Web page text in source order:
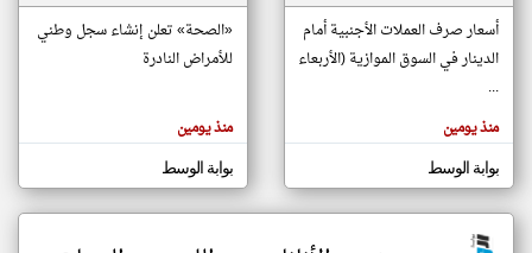
مصادر الأخبار من ليبيا
اخبار ليبيا على مدار الساعة
أهم اخبار ليبيا العاجلة والمباشرة
المقالات
الموجوده
هنا عن
وجهة
نظر
كاتبيها.
أسعار صرف العملات الأجنبية أمام
الدينار في السوق الموازية (الأربعاء
...
منذ يومين
بوابة الوسط
«الصحة» تعلن إنشاء سجل وطني
للأمراض النادرة
منذ يومين
بوابة الوسط
klyoum.com